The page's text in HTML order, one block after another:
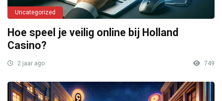
Uncategorized
Hoe speel je veilig online bij Holland
Casino?
2 jaar ago 749